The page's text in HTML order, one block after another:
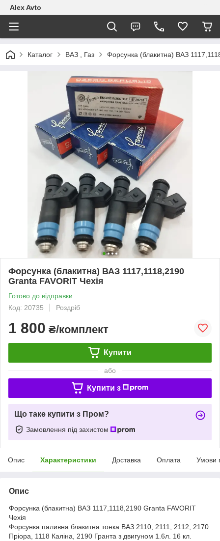
Alex Avto
Каталог ВАЗ , Газ Форсунка (блакитна) ВАЗ
Форсунка (блакитна) ВАЗ 1117,1118,2190
Granta FAVORIT Чехія
Готово до відправки
Код: 20735
Роздріб
1 800 ₴/комплект
Купити
або
Купити з
Що таке купити з Пром?
Замовлення під захистом
Опис Характеристики Доставка Оплата Умови
Опис
Форсунка (блакитна) ВАЗ 1117,1118,2190 Granta FAVORIT
Чехія
Форсунка паливна блакитна тонка ВАЗ 2110, 2111, 2112, 2170
Пріора, 1118 Каліна, 2190 Гранта з двигуном 1.6л. 16 кл.